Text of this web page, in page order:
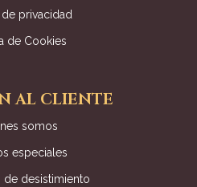
de privacidad
de Cookies
AL CLIENTE
somos
especiales
de desistimiento